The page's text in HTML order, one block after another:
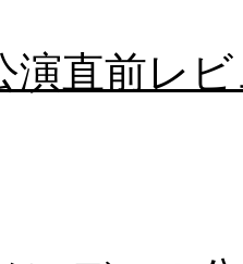
演直前レ